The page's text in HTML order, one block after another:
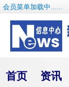
会员菜单加载中......
首页 资讯